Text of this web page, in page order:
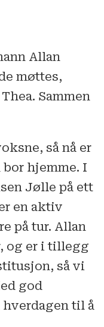
Allan
møttes,
Sammen
så nå er
bor hjemme. I
Jølle på ett
en aktiv
på tur. Allan
og er i tillegg
så vi
god
til å